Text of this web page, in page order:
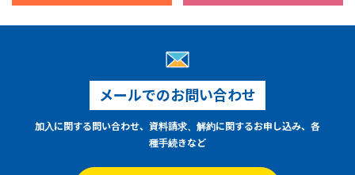
メールでのお問い合わせ
加入に関する問い合わせ、資料請求、解約に関するお申し込み、各
種手続きなど